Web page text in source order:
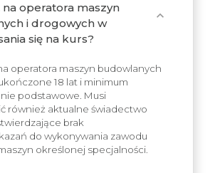
operatora maszyn
i drogowych w
się na kurs?
expand_more
operatora maszyn budowlanych
18 lat i minimum
podstawowe. Musi
również aktualne świadectwo
brak
do wykonywania zawodu
określonej specjalności.